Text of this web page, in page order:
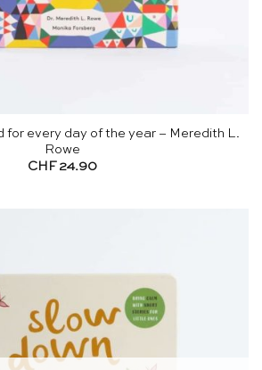
for every day of the year – Meredith L.
Rowe
CHF 24.90